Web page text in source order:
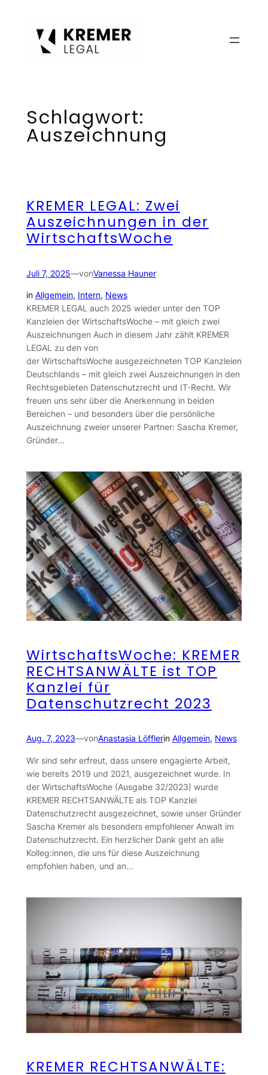
Schlagwort:
Auszeichnung
KREMER LEGAL: Zwei
Auszeichnungen in der
WirtschaftsWoche
Juli 7, 2025—vonVanessa Hauner
in Allgemein, Intern, News
KREMER LEGAL auch 2025 wieder unter den TOP
Kanzleien der WirtschaftsWoche – mit gleich zwei
Auszeichnungen Auch in diesem Jahr zählt KREMER
LEGAL zu den von
der WirtschaftsWoche ausgezeichneten TOP Kanzleien
Deutschlands – mit gleich zwei Auszeichnungen in den
Rechtsgebieten Datenschutzrecht und IT-Recht. Wir
freuen uns sehr über die Anerkennung in beiden
Bereichen – und besonders über die persönliche
Auszeichnung zweier unserer Partner: Sascha Kremer,
Gründer…
WirtschaftsWoche: KREMER
RECHTSANWÄLTE ist TOP
Kanzlei für
Datenschutzrecht 2023
Aug. 7, 2023—vonAnastasia Löfflerin Allgemein, News
Wir sind sehr erfreut, dass unsere engagierte Arbeit,
wie bereits 2019 und 2021, ausgezeichnet wurde. In
der WirtschaftsWoche (Ausgabe 32/2023) wurde
KREMER RECHTSANWÄLTE als TOP Kanzlei
Datenschutzrecht ausgezeichnet, sowie unser Gründer
Sascha Kremer als besonders empfohlener Anwalt im
Datenschutzrecht. Ein herzlicher Dank geht an alle
Kolleg:innen, die uns für diese Auszeichnung
empfohlen haben, und an…
KREMER RECHTSANWÄLTE: